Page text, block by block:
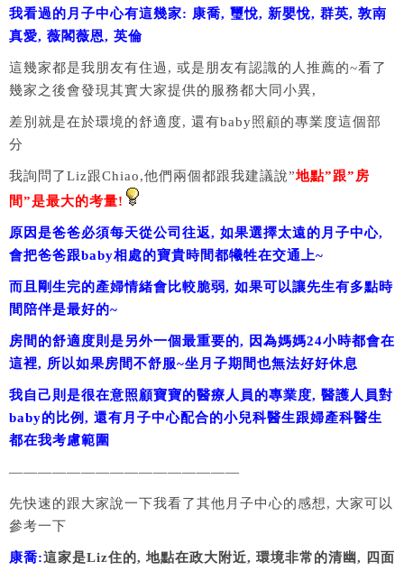
我看過的月子中心有這幾家: 康喬, 璽悅, 新嬰悅, 群英, 敦南
真愛, 薇閣薇恩, 英倫
這幾家都是我朋友有住過, 或是朋友有認識的人推薦的~看了
幾家之後會發現其實大家提供的服務都大同小異,
差別就是在於環境的舒適度, 還有baby照顧的專業度這個部
分
我詢問了Liz跟Chiao,他們兩個都跟我建議說”地點”跟”房
間”是最大的考量!
原因是爸爸必須每天從公司往返, 如果選擇太遠的月子中心,
會把爸爸跟baby相處的寶貴時間都犧牲在交通上~
而且剛生完的產婦情緒會比較脆弱, 如果可以讓先生有多點時
間陪伴是最好的~
房間的舒適度則是另外一個最重要的, 因為媽媽24小時都會在
這裡, 所以如果房間不舒服~坐月子期間也無法好好休息
我自己則是很在意照顧寶寶的醫療人員的專業度, 醫護人員對
baby的比例, 還有月子中心配合的小兒科醫生跟婦產科醫生
都在我考慮範圍
————————————————
先快速的跟大家說一下我看了其他月子中心的感想, 大家可以
參考一下
康喬:這家是Liz住的, 地點在政大附近, 環境非常的清幽, 四面